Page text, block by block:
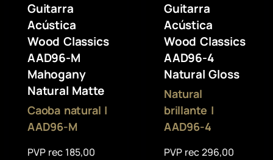
Guitarra
Acústica
Wood Classics
AAD96-M
Mahogany
Natural Matte
Caoba natural |
AAD96-M
PVP rec 185,00
Guitarra
Acústica
Wood Classics
AAD96-4
Natural Gloss
Natural
brillante |
AAD96-4
PVP rec 296,00